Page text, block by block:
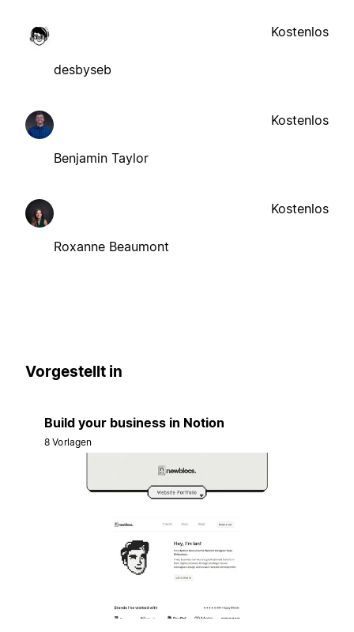
desbyseb
Kostenlos
Benjamin Taylor
Kostenlos
Roxanne Beaumont
Kostenlos
Vorgestellt in
Build your business in Notion
8 Vorlagen